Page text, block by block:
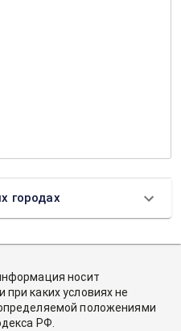
городах
носит
каких условиях не
положениями
РФ.